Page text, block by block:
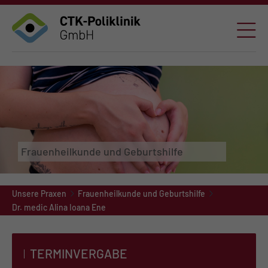
Frauenheilkunde und Geburtshilfe
Unsere Praxen
Frauenheilkunde und Geburtshilfe
Dr. medic Alina Ioana Ene
TERMINVERGABE